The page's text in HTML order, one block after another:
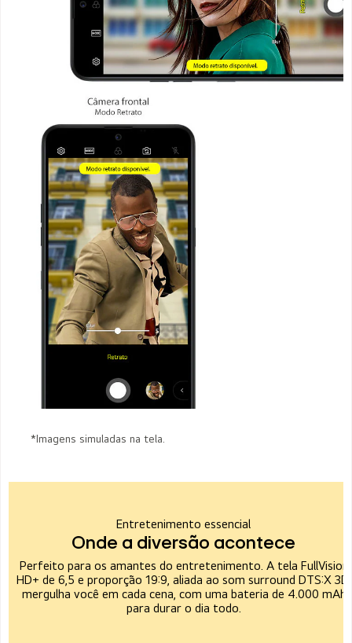
*Imagens simuladas na tela.
Entretenimento essencial
Onde a diversão acontece
Perfeito para os amantes do entretenimento. A tela FullVision
HD+ de 6,5 e proporção 19:9, aliada ao som surround DTS:X 3D,
mergulha você em cada cena, com uma bateria de 4.000 mAh
para durar o dia todo.